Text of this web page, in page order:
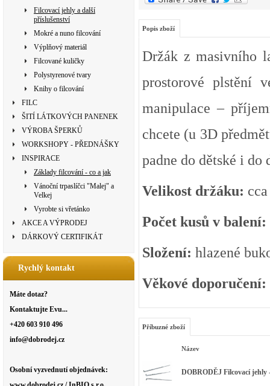
Filcovací jehly a další
příslušenství
Mokré a nuno filcování
Výplňový materiál
Filcované kuličky
Polystyrenové tvary
Knihy o filcování
FILC
ŠITÍ LÁTKOVÝCH PANENEK
VÝROBA ŠPERKŮ
WORKSHOPY - PŘEDNÁŠKY
INSPIRACE
Základy filcování - co a jak
Vánoční trpaslíčci "Malej" a
Velkej
Vyrobte si vřetánko
AKCE A VÝPRODEJ
DÁRKOVÝ CERTIFIKÁT
Rychlý kontakt
Máte dotaz?
Kontaktujte Evu...
+420 603 910 496
info@dobrodej.cz
Osobní vyzvednutí objednávek:
Popis zboží
Držák z masivního
prostorové plstění
manipulace –
chcete (u 3D
padne do dětské i do
Velikost držáku:
Počet kusů v balení:
Složení: hlazené
Věkové doporučení:
Příbuzné zboží
Název
DOBRODĚJ Filcovací jehly